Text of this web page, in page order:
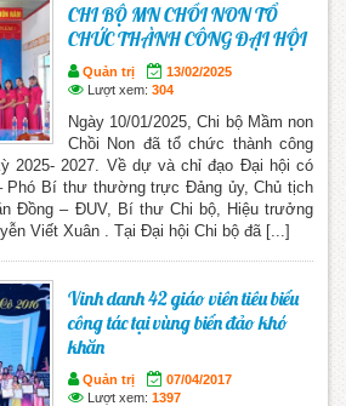
CHI BỘ MN CHỒI NON TỔ
CHỨC THÀNH CÔNG ĐẠI HỘI
Quản trị
13/02/2025
Lượt xem: 304
Ngày 10/01/2025, Chi bộ Mầm non
Chồi Non đã tổ chức thành công
2025- 2027. Về dự và chỉ đạo Đại hội có
Phó Bí thư thường trực Đảng ủy, Chủ tịch
Đồng – ĐUV, Bí thư Chi bộ, Hiệu trưởng
Viết Xuân . Tại Đại hội Chi bộ đã [...]
Vinh danh 42 giáo viên tiêu biểu
công tác tại vùng biển đảo khó
khăn
Quản trị
07/04/2017
Lượt xem: 1397